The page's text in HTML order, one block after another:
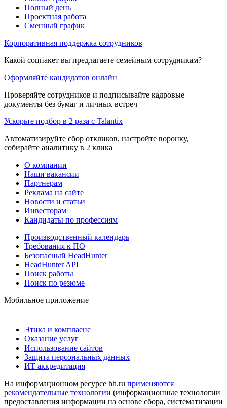
Полный день
Проектная работа
Сменный график
Корпоративная поддержка сотрудников
Какой соцпакет вы предлагаете семейным сотрудникам?
Оформляйте кандидатов онлайн
Проверяйте сотрудников и подписывайте кадровые
документы без бумаг и личных встреч
Ускорьте подбор в 2 раза с Talantix
Автоматизируйте сбор откликов, настройте воронку,
собирайте аналитику в 2 клика
О компании
Наши вакансии
Партнерам
Реклама на сайте
Новости и статьи
Инвесторам
Кандидаты по профессиям
Производственный календарь
Требования к ПО
Безопасный HeadHunter
HeadHunter API
Поиск работы
Поиск по резюме
Мобильное приложение
Этика и комплаенс
Оказание услуг
Использование сайтов
Защита персональных данных
ИТ аккредитация
На информационном ресурсе hh.ru применяются
рекомендательные технологии (информационные технологии
предоставления информации на основе сбора, систематизации